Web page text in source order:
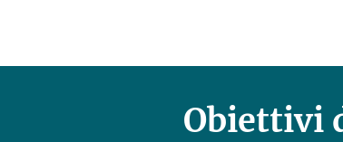
Obiettivi